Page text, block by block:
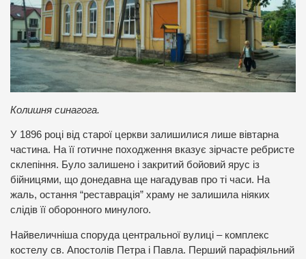
Колишня синагога.
У 1896 році від старої церкви залишилися лише вівтарна
частина. На її готичне походження вказує зірчасте ребристе
склепіння. Було залишено і закритий бойовий ярус із
бійницями, що донедавна ще нагадував про ті часи. На
жаль, остання “реставрація” храму не залишила ніяких
слідів її оборонного минулого.
Найвеличніша споруда центральної вулиці – комплекс
костелу св. Апостолів Петра і Павла. Перший парафіяльний